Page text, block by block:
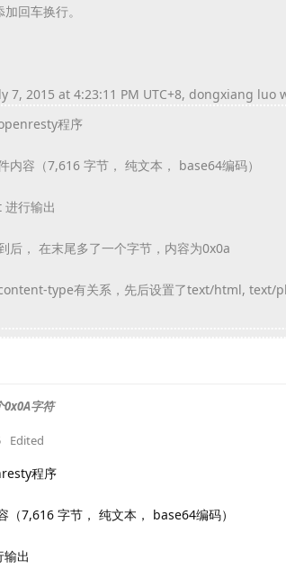
回车换行。
7, 2015 at 4:23:11 PM UTC+8, dongxiang luo
程序
内容（7,616 字节， 纯文本， base64编码）
行输出
后， 在末尾多了一个字节，内容为0x0a
type有关系， 先后设置了text/html,
字符
Edited
程序
（7,616 字节， 纯文本， base64编码）
出